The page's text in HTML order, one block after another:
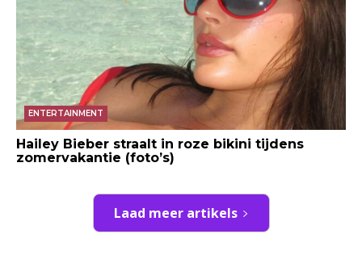
ENTERTAINMENT
Hailey Bieber straalt in roze bikini tijdens
zomervakantie (foto’s)
Laad meer artikels